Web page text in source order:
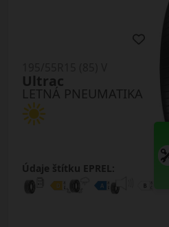
LETNÁ PNEUMATIKA
Ultrac
Údaje štítku EPREL: